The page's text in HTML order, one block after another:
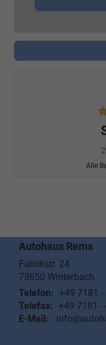
Alle
Autohaus Rems
Fabrikstr. 24
73650 Winterbach
Telefon: +49 7181 -
Telefax: +49 7181 -
E-Mail: